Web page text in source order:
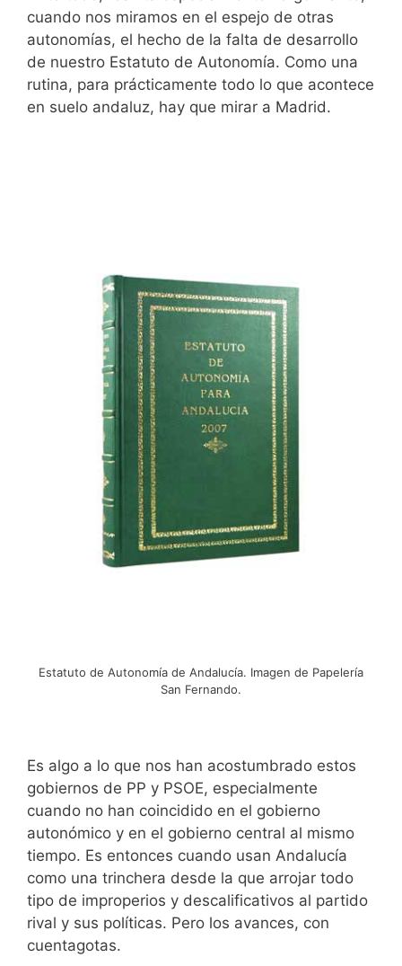
cuando nos miramos en el espejo de otras
autonomías, el hecho de la falta de desarrollo
de nuestro Estatuto de Autonomía. Como una
rutina, para prácticamente todo lo que acontece
en suelo andaluz, hay que mirar a Madrid.
Estatuto de Autonomía de Andalucía. Imagen de Papelería
San Fernando.
Es algo a lo que nos han acostumbrado estos
gobiernos de PP y PSOE, especialmente
cuando no han coincidido en el gobierno
autonómico y en el gobierno central al mismo
tiempo. Es entonces cuando usan Andalucía
como una trinchera desde la que arrojar todo
tipo de improperios y descalificativos al partido
rival y sus políticas. Pero los avances, con
cuentagotas.